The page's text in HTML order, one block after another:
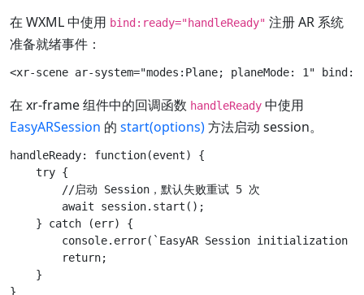
在 WXML 中使用 bind:ready="handleReady" 注册 AR 系统
准备就绪事件：
在 xr-frame 组件中的回调函数 handleReady 中使用
EasyARSession 的 start(options)方法启动 session。
handleReady: function(event) {
    try {
        //启动 Session，默认失败重试 5 次
        await session.start();
    } catch (err) {
console.error(`EasyAR Session initialization
        return;
    }